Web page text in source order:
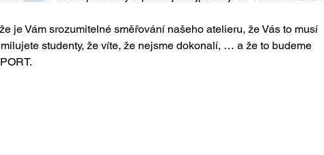
je Vám srozumitelné směřování našeho atelieru, že Vás to musí
studenty, že víte, že nejsme dokonalí, … a že to budeme